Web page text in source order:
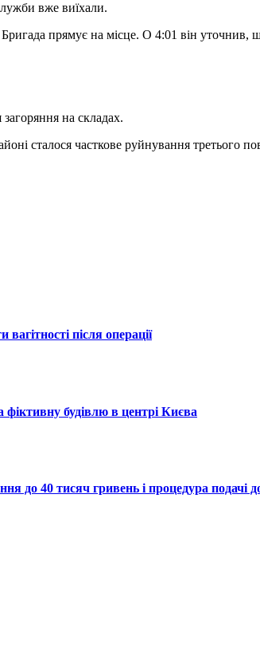
вже виїхали.
прямує на місце. О 4:01 він
на складах.
сталося часткове руйнування третього
після операції
фіктивну будівлю в центрі Києва
до 40 тисяч гривень і процедура подачі